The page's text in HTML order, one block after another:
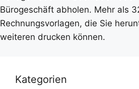
Bürogeschäft abholen. Mehr als
Rechnungsvorlagen, die Sie
weiteren drucken können.
Kategorien